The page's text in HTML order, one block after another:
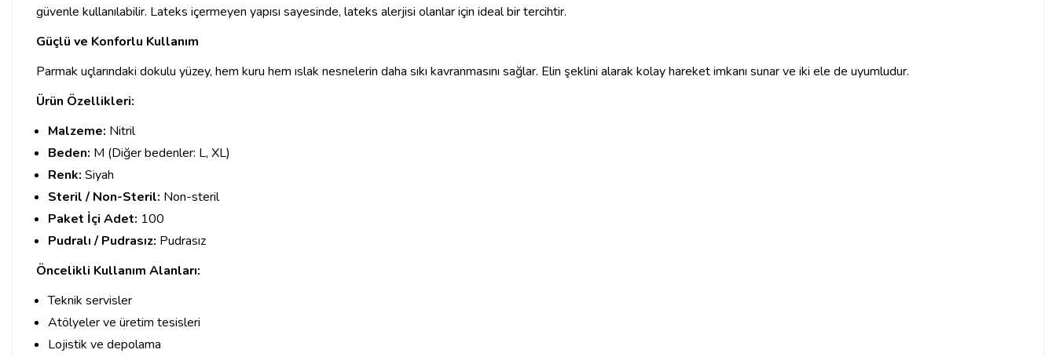
güvenle kullanılabilir. Lateks içermeyen yapısı sayesinde, lateks alerjisi olanlar için ideal bir tercihtir.
Güçlü ve Konforlu Kullanım
Parmak uçlarındaki dokulu yüzey, hem kuru hem ıslak nesnelerin daha sıkı kavranmasını sağlar. Elin şeklini alarak kolay hareket imkanı sunar ve iki ele de uyumludur.
Ürün Özellikleri:
Malzeme: Nitril
Beden: M (Diğer bedenler: L, XL)
Renk: Siyah
Steril / Non-Steril: Non-steril
Paket İçi Adet: 100
Pudralı / Pudrasız: Pudrasız
Öncelikli Kullanım Alanları:
Teknik servisler
Atölyeler ve üretim tesisleri
Lojistik ve depolama